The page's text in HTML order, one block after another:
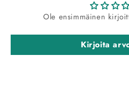
Ole ensimmäinen
Kirjoita